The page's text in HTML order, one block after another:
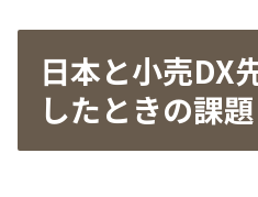
日本と小売DX
したときの課題